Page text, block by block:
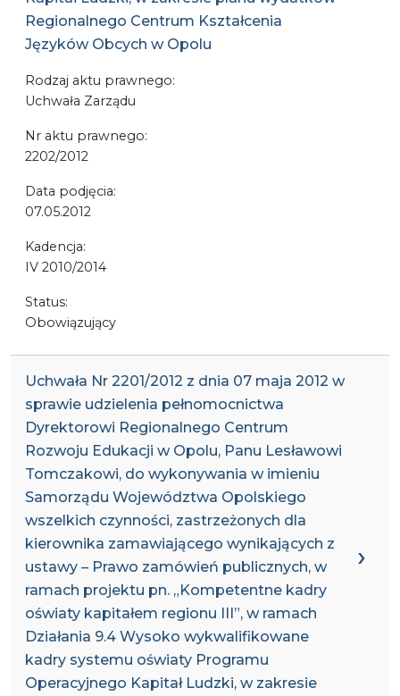
Regionalnego Centrum Kształcenia
Języków Obcych w Opolu
Rodzaj aktu prawnego:
Uchwała Zarządu
Nr aktu prawnego:
2202/2012
Data podjęcia:
07.05.2012
Kadencja:
IV 2010/2014
Status:
Obowiązujący
Uchwała Nr 2201/2012 z dnia 07 maja 2012 w
sprawie udzielenia pełnomocnictwa
Dyrektorowi Regionalnego Centrum
Rozwoju Edukacji w Opolu, Panu Lesławowi
Tomczakowi, do wykonywania w imieniu
Samorządu Województwa Opolskiego
wszelkich czynności, zastrzeżonych dla
kierownika zamawiającego wynikających z
ustawy – Prawo zamówień publicznych, w
ramach projektu pn. „Kompetentne kadry
oświaty kapitałem regionu III”, w ramach
Działania 9.4 Wysoko wykwalifikowane
kadry systemu oświaty Programu
Operacyjnego Kapitał Ludzki, w zakresie